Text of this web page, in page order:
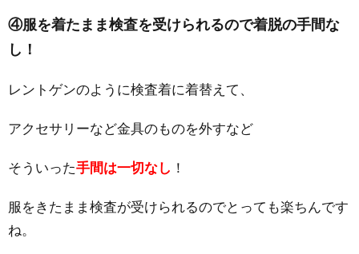
④服を着たまま検査を受けられるので着脱の手間な
し！
レントゲンのように検査着に着替えて、
アクセサリーなど金具のものを外すなど
そういった手間は一切なし ！
服をきたまま検査が受けられるのでとっても楽ちんです
ね。